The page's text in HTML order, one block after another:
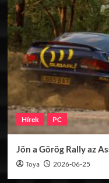
Hírek PC
Jön a Görög Rally az
Toya 2026-06-25